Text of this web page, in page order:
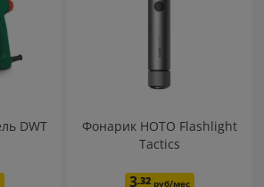
DWT
Фонарик HOTO Flashlight
Tactics
3.32руб/мес